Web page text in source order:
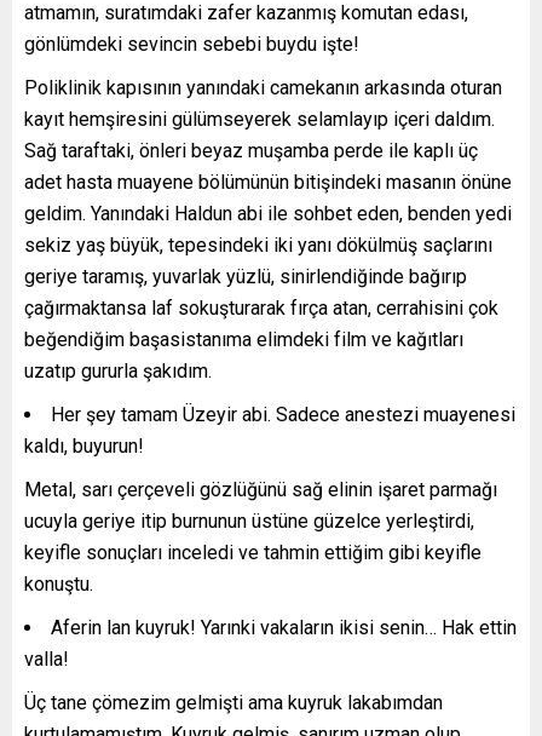
atmamın, suratımdaki zafer kazanmış komutan edası,
gönlümdeki sevincin sebebi buydu işte!
Poliklinik kapısının yanındaki camekanın arkasında oturan
kayıt hemşiresini gülümseyerek selamlayıp içeri daldım.
Sağ taraftaki, önleri beyaz muşamba perde ile kaplı üç
adet hasta muayene bölümünün bitişindeki masanın önüne
geldim. Yanındaki Haldun abi ile sohbet eden, benden yedi
sekiz yaş büyük, tepesindeki iki yanı dökülmüş saçlarını
geriye taramış, yuvarlak yüzlü, sinirlendiğinde bağırıp
çağırmaktansa laf sokuşturarak fırça atan, cerrahisini çok
beğendiğim başasistanıma elimdeki film ve kağıtları
uzatıp gururla şakıdım.
Her şey tamam Üzeyir abi. Sadece anestezi muayenesi
kaldı, buyurun!
Metal, sarı çerçeveli gözlüğünü sağ elinin işaret parmağı
ucuyla geriye itip burnunun üstüne güzelce yerleştirdi,
keyifle sonuçları inceledi ve tahmin ettiğim gibi keyifle
konuştu.
Aferin lan kuyruk! Yarınki vakaların ikisi senin… Hak ettin
valla!
Üç tane çömezim gelmişti ama kuyruk lakabımdan